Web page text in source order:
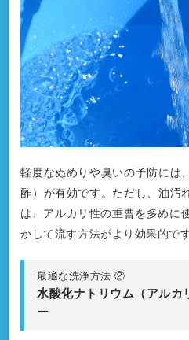
軽度なぬめりや臭いの予防には
酢）が有効です。ただし、油汚
は、アルカリ性の重曹を多めに
かして流す方法がより効果的です
最適な洗浄方法 ②
水酸化ナトリウム（アルカ
ー